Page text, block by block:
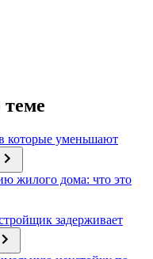
которые уменьшают
жилого дома: что это
задерживает